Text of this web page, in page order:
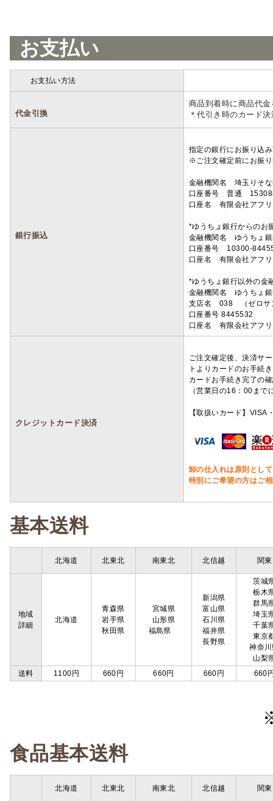
お支払い
お支払い方法
代金引換
商品到着時に商品代
＊代引き時のカード
銀行振込
指定の銀行にお振り込
※ご注文確定前にお振
金融機関名 埼玉りそ
口座番号 普通
口座名 有限会社アフ
*ゆうちょ銀行からのお
金融機関名 ゆうちょ
口座番号 10300-
口座名 有限会社アフ
*ゆうちょ銀行以外の金
金融機関名 ゆうちょ
支店名 038 （ゼロサ
口座番号 8445532
口座名 有限会社アフ
クレジットカード決済
ご注文確定後、決済サ
トよりカードのお手続
カードお手続き完了の
（営業日の16：00ま
【取扱いカード】
卸の仕入れは原則とし
特別にご希望の方はご
基本送料
北海道 北東北 南東北 北信越 関東
地域
詳細
北海道
青森県
岩手県
秋田県
宮城県
山形県
福島県
新潟県
富山県
石川県
福井県
長野県
茨城
栃木
群馬
埼玉
千葉
東京
神奈
山梨
送料
1100円 660円 660円 660円 660
食品基本送料
北海道 北東北 南東北 北信越 関東